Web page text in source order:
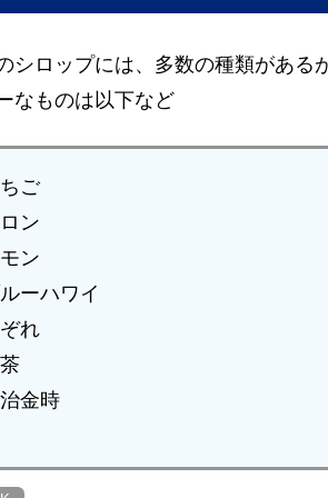
シロップには、多数の種類がある
なものは以下など
ご
ン
ン
ーハワイ
れ
金時